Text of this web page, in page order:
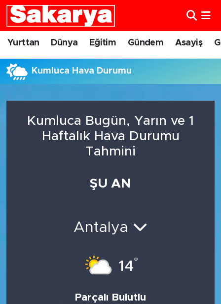
Yurttan Dünya Eğitim Gündem Asayiş
Kumluca Hava Durumu
Kumluca Bugün, Yarın ve 1
Haftalık Hava Durumu
Tahmini
ŞU AN
Antalya
14°
Parçalı Bulutlu
Yurttan
Eskişehirspor
Eskişehir Nöbetçi Eczaneler
Süper Lig Puan Durumu ve Fikstür
Son Dakika Haberleri